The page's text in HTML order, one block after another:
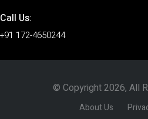
Call Us:
+91 172-4650244
© Copyright 2026, All
About Us